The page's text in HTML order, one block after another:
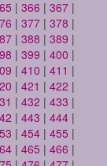
| 366 | 367 |
| 377 | 378 |
| 388 | 389 |
| 399 | 400 |
| 410 | 411 |
| 421 | 422 |
| 432 | 433 |
| 443 | 444 |
| 454 | 455 |
| 465 | 466 |